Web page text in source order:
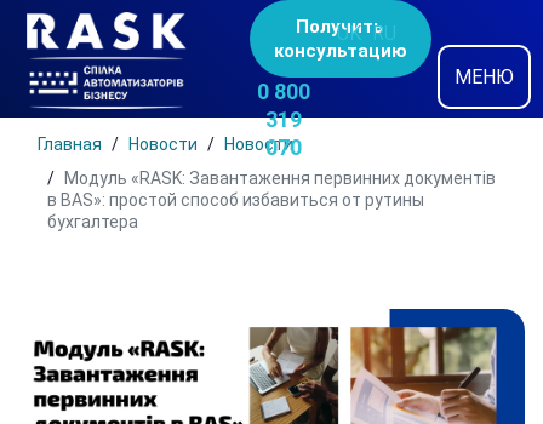
Получить
консультацию
0 800
319
070
UK RU
МЕНЮ
Главная Новости
Новости
Модуль «RASK: Завантаження первинних документів
в BAS»: простой способ избавиться от рутины
бухгалтера